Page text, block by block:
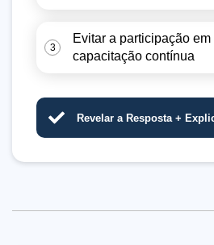
3
Evitar a participação
capacitação contínua
Revelar a Resposta +